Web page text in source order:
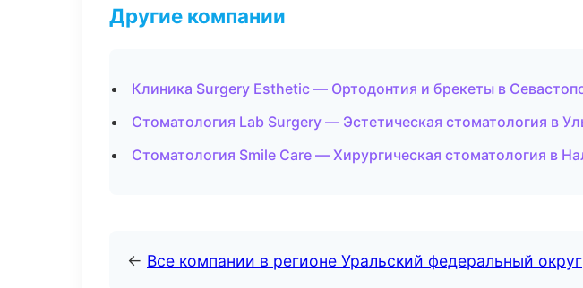
Другие компании
Клиника Surgery Esthetic — Ортодонтия и брекеты в
Стоматология Lab Surgery — Эстетическая стоматология в
Стоматология Smile Care — Хирургическая стоматология в
← Все компании в регионе Уральский федеральный округ